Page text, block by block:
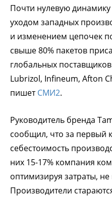
Почти нулевую
уходом западных
и изменением цепочек
свыше 80% пакетов
глобальных
Lubrizol, Infineum, Afton
пишет СМИ2.
Руководитель бренда
сообщил, что за первый
себестоимость
них 15-17% компания
оптимизируя затраты,
Производители